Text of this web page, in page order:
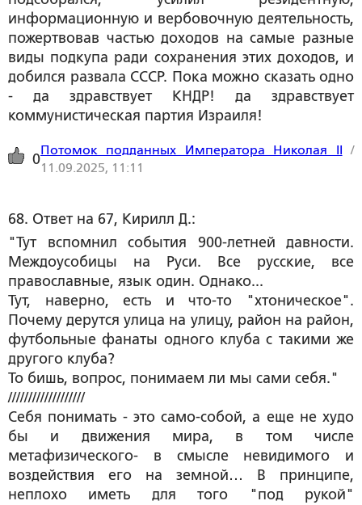
информационную и вербовочную деятельность,
пожертвовав частью доходов на самые разные
виды подкупа ради сохранения этих доходов, и
добился развала СССР. Пока можно сказать одно
- да здравствует КНДР! да здравствует
коммунистическая партия Израиля!
0
Потомок подданных Императора Николая II /
11.09.2025, 11:11
68. Ответ на 67, Кирилл Д.:
"Тут вспомнил события 900-летней давности.
Междоусобицы на Руси. Все русские, все
православные, язык один. Однако...
Тут, наверно, есть и что-то "хтоническое".
Почему дерутся улица на улицу, район на район,
футбольные фанаты одного клуба с такими же
другого клуба?
То бишь, вопрос, понимаем ли мы сами себя."
///////////////////
Себя понимать - это само-собой, а еще не худо
бы и движения мира, в том числе
метафизического- в смысле невидимого и
воздействия его на земной… В принципе,
неплохо иметь для того "под рукой"